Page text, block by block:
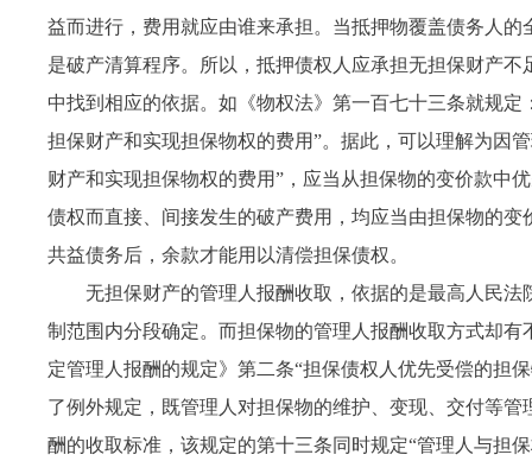
益而进行，费用就应由谁来承担。当抵押物覆盖债务人
是破产清算程序。所以，抵押债权人应承担无担保财产
中找到相应的依据。如《物权法》第一百七十三条就规
担保财产和实现担保物权的费用”。据此，可以理解为因
财产和实现担保物权的费用”，应当从担保物的变价款中
债权而直接、间接发生的破产费用，均应当由担保物的
共益债务后，余款才能用以清偿担保债权。
无担保财产的管理人报酬收取，依据的是最高人民
制范围内分段确定。而担保物的管理人报酬收取方式却
定管理人报酬的规定》第二条“担保债权人优先受偿的担
了例外规定，既管理人对担保物的维护、变现、交付等
酬的收取标准，该规定的第十三条同时规定“管理人与担